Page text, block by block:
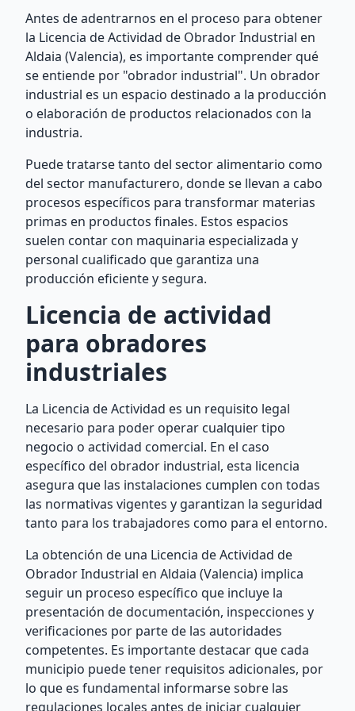
Antes de adentrarnos en el proceso para obtener
la Licencia de Actividad de Obrador Industrial en
Aldaia (Valencia), es importante comprender qué
se entiende por "obrador industrial". Un obrador
industrial es un espacio destinado a la producción
o elaboración de productos relacionados con la
industria.
Puede tratarse tanto del sector alimentario como
del sector manufacturero, donde se llevan a cabo
procesos específicos para transformar materias
primas en productos finales. Estos espacios
suelen contar con maquinaria especializada y
personal cualificado que garantiza una
producción eficiente y segura.
Licencia de actividad
para obradores
industriales
La Licencia de Actividad es un requisito legal
necesario para poder operar cualquier tipo
negocio o actividad comercial. En el caso
específico del obrador industrial, esta licencia
asegura que las instalaciones cumplen con todas
las normativas vigentes y garantizan la seguridad
tanto para los trabajadores como para el entorno.
La obtención de una Licencia de Actividad de
Obrador Industrial en Aldaia (Valencia) implica
seguir un proceso específico que incluye la
presentación de documentación, inspecciones y
verificaciones por parte de las autoridades
competentes. Es importante destacar que cada
municipio puede tener requisitos adicionales, por
lo que es fundamental informarse sobre las
regulaciones locales antes de iniciar cualquier